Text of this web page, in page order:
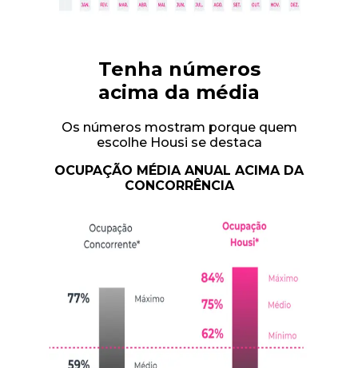
Tenha números
acima da média
Os números mostram porque quem
escolhe Housi se destaca
OCUPAÇÃO MÉDIA ANUAL ACIMA DA
CONCORRÊNCIA